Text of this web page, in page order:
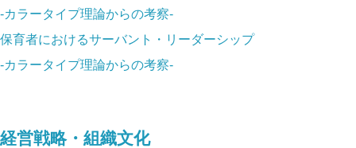
-カラータイプ理論からの考察-
保育者におけるサーバント・リーダーシップ
-カラータイプ理論からの考察-
経営戦略・組織文化